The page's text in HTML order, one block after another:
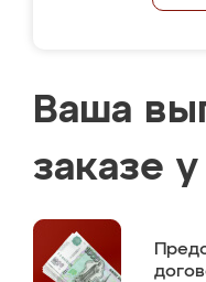
Ваша
заказе